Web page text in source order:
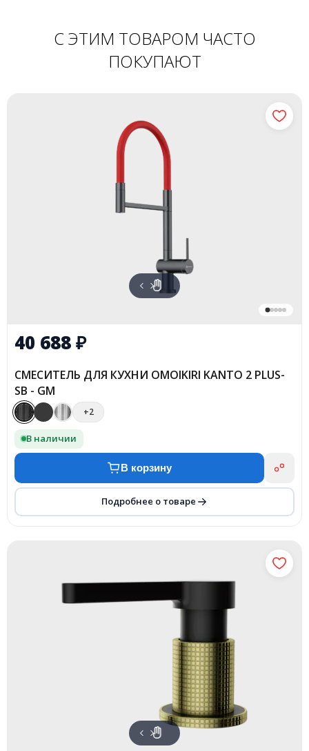
С ЭТИМ ТОВАРОМ ЧАСТО
ПОКУПАЮТ
40 688₽
СМЕСИТЕЛЬ ДЛЯ КУХНИ OMOIKIRI KANTO 2 PLUS-
SB - GM
+2
В наличии
В корзину
Подробнее о товаре